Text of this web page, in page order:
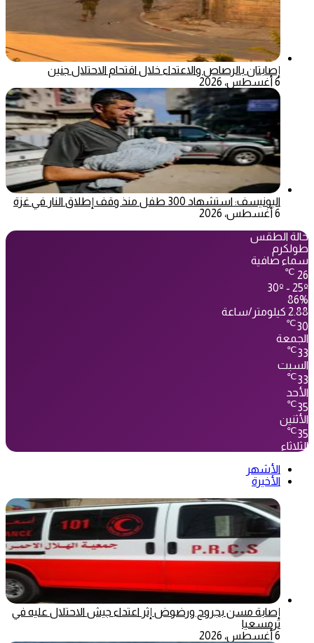
إصابتان بالرصاص والاعتداء خلال اقتحام الاحتلال جنين
6 أغسطس، 2026
اليونيسف: استشهاد 300 طفل منذ وقف إطلاق النار في غزة
6 أغسطس، 2026
حالة الطقس
طولكرم
سماء صافية
26
℃
30º - 25º
86%
2.88 كيلومتر/ساعة
30
℃
الجمعة
33
℃
السبت
33
℃
الأحد
35
℃
الأثنين
35
℃
الثلاثاء
الأشهر
الأخيرة
إصابة مسن بجروح ورضوض إثر اعتداء جيش الاحتلال عليه في
ترمسعيا
6 أغسطس، 2026